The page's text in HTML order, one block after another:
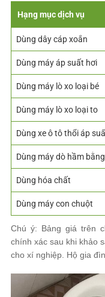
Hạng mục dịch vụ
Dùng dây cáp xoắn
Dùng máy áp suất hơi
Dùng máy lò xo loại bé
Dùng máy lò xo loại to
Dùng xe ô tô thổi áp
Dùng máy dò hầm
Dùng hóa chất
Dùng máy con chuột
Chú ý: Bảng giá trên
chính xác sau khi khảo
cho xí nghiệp. Hộ gia